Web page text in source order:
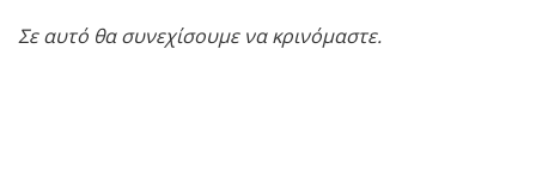
Σε αυτό θα συνεχίσουμε να κρινόμαστε.